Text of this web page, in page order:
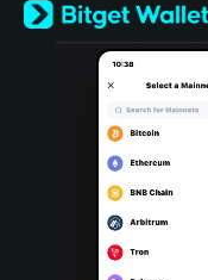
Türkçe
Italiano
Português (Portugal)
Bahasa Indonesia